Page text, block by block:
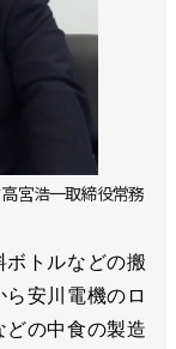
宮浩一取締役常務
トルなどの搬
安川電機のロ
どの中食の製造